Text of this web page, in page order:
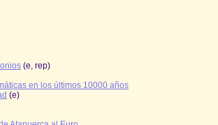
(e, rep)
en los últimos 10000 años
(e)